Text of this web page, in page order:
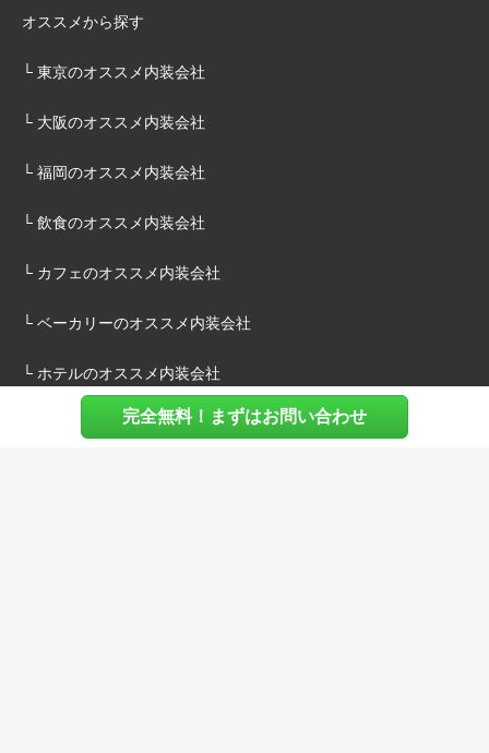
完全無料！まずはお問い合わせ
オススメから探す
└ 東京のオススメ内装会社
└ 大阪のオススメ内装会社
└ 福岡のオススメ内装会社
└ 飲食のオススメ内装会社
└ カフェのオススメ内装会社
└ ベーカリーのオススメ内装会社
└ ホテルのオススメ内装会社